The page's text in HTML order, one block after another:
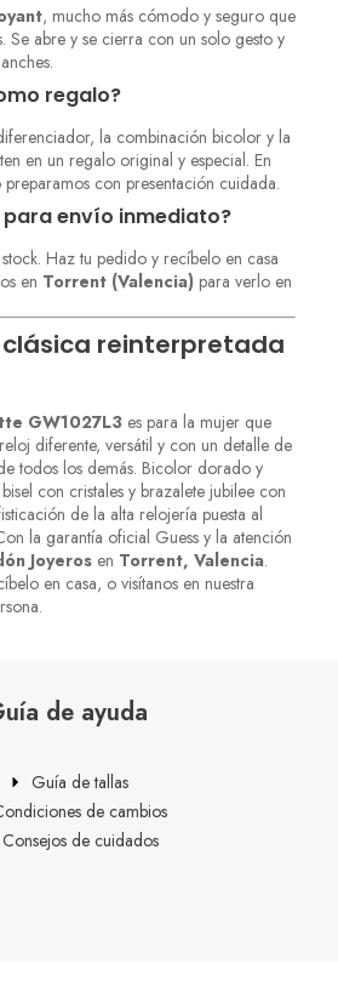
, mucho más cómodo y seguro que
Se abre y se cierra con un solo gesto y
regalo?
la combinación bicolor y la
en un regalo original y especial. En
con presentación cuidada.
para envío inmediato?
Haz tu pedido y recíbelo en casa
en Torrent (Valencia) para verlo en
reinterpretada
GW1027L3 es para la mujer que
diferente, versátil y con un detalle de
todos los demás. Bicolor dorado y
con cristales y brazalete jubilee con
de la alta relojería puesta al
la garantía oficial Guess y la atención
Joyeros en Torrent, Valencia.
en casa, o visítanos en nuestra
de ayuda
Guía de tallas
de cambios
Consejos de cuidados